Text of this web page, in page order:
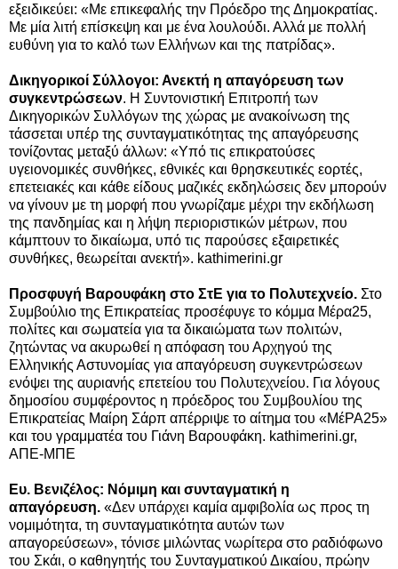
εξειδικεύει: «Με επικεφαλής την Πρόεδρο της Δημοκρατίας.
Με μία λιτή επίσκεψη και με ένα λουλούδι. Αλλά με πολλή
ευθύνη για το καλό των Ελλήνων και της πατρίδας».
Δικηγορικοί Σύλλογοι: Ανεκτή η απαγόρευση των
συγκεντρώσεων. Η Συντονιστική Επιτροπή των
Δικηγορικών Συλλόγων της χώρας με ανακοίνωση της
τάσσεται υπέρ της συνταγματικότητας της απαγόρευσης
τονίζοντας μεταξύ άλλων: «Υπό τις επικρατούσες
υγειονομικές συνθήκες, εθνικές και θρησκευτικές εορτές,
επετειακές και κάθε είδους μαζικές εκδηλώσεις δεν μπορούν
να γίνουν με τη μορφή που γνωρίζαμε μέχρι την εκδήλωση
της πανδημίας και η λήψη περιοριστικών μέτρων, που
κάμπτουν το δικαίωμα, υπό τις παρούσες εξαιρετικές
συνθήκες, θεωρείται ανεκτή». kathimerini.gr
Προσφυγή Βαρουφάκη στο ΣτΕ για το Πολυτεχνείο. Στο
Συμβούλιο της Επικρατείας προσέφυγε το κόμμα Mέρα25,
πολίτες και σωματεία για τα δικαιώματα των πολιτών,
ζητώντας να ακυρωθεί η απόφαση του Αρχηγού της
Ελληνικής Αστυνομίας για απαγόρευση συγκεντρώσεων
ενόψει της αυριανής επετείου του Πολυτεχνείου. Για λόγους
δημοσίου συμφέροντος η πρόεδρος του Συμβουλίου της
Επικρατείας Μαίρη Σάρπ απέρριψε το αίτημα του «ΜέΡΑ25»
και του γραμματέα του Γιάνη Βαρουφάκη. kathimerini.gr,
ΑΠΕ-ΜΠΕ
Ευ. Βενιζέλος: Νόμιμη και συνταγματική η
απαγόρευση. «Δεν υπάρχει καμία αμφιβολία ως προς τη
νομιμότητα, τη συνταγματικότητα αυτών των
απαγορεύσεων», τόνισε μιλώντας νωρίτερα στο ραδιόφωνο
του Σκάι, ο καθηγητής του Συνταγματικού Δικαίου, πρώην